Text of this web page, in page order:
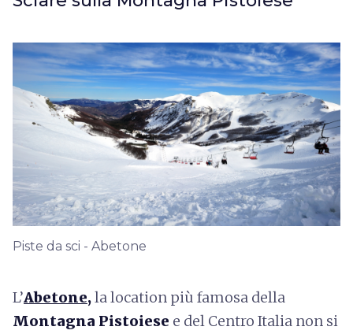
Piste da sci - Abetone
L’Abetone,la location più famosa della
Montagna Pistoiese e del Centro Italia non si